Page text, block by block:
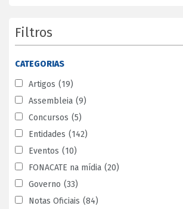
Filtros
CATEGORIAS
Artigos (19)
Assembleia (9)
Concursos (5)
Entidades (142)
Eventos (10)
FONACATE na mídia (20)
Governo (33)
Notas Oficiais (84)